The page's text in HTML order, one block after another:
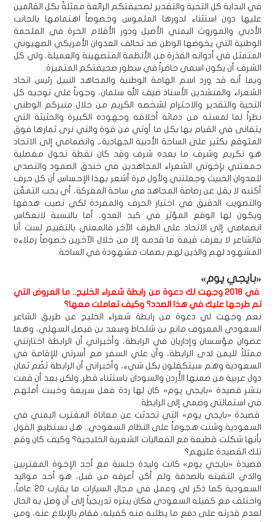
في البداية كل التحية والتقدير لصحيفتكم الرائعة ممثلةً بكل القائمين
عليها دون استثناء لدورها الملموس وخصوصاً اهتمامها بالجانب
الأدبي والموروث اليمني الأصيل ودور الأقلام الحرة في الملحمة
الوطنية التي يخوضها الوطن ضد تحالف العدوان الأمريكي الصهيوني
المتمثل في أدواته القذرة من الأنظمة المتصهينة والعميلة، ولي كل
الشرف أن يكون اسمي حاضراً في سطور صحيفتكم المتميزة.
وبما أنه قد ورد اسم الهامة الوطنية والمجاهد النبيل رئيس اتحاد
الشعراء والمنشدين الأستاذ ضيف الله سلمان، وجوباً علي توجيه كل
التحية والتقدير والاحترام لشخصه الكريم من خلال منبركم الوطني
نظراً لما لمسته من دماثة أخلاقه وجهوده الكبيرة والحثيثة التي
يتفانى في القيام بها بكل ما أوتي من قوة والتي نرى ثمارها فوق
المتوقع بكثير على الساحة الأدبية الجهادية،ـ وانضمامي إلى الاتحاد
هو تكريم وشرف ما بعده شرف وقد كان نقطة تحول مفصلية
جمعتني بإخوتي الشعراء المجاهدين في خندق الصمود والتصدي
للعدوان الخبيث وجعلتني ولأول مرة أشعر بهذا الإحساس أن كل حرف
أكتبه لا يقل عن رصاصة المجاهد في ساحة المعركة، أي يجب التمعُّن
والتصويب الدقيق في اختيار الحرف والمفردة لكي تصيب هدفها
ويكون لها الوقع المؤثر في كبد العدو، أما بالنسبة لانعكاس
انضمامي إلى الاتحاد على الطرف الآخر فالمعني بالتقييم لست أنا
فالشاعر لا يعرف قيمة ما قدمه إلا من خلال الآخرين خصوصاً زملاءه
المشهود لهم والذين لهم بصمات مشهودة في الساحة.
«بايجي يوم»
في 2018 وجهت لك دعوة من رابطة شعراء الخليج.. ما العروض التي
تم طرحها عليك في هذا الصدد؟ وكيف تعاملت معها؟
نعم وجهت لي دعوة من رابطة شعراء الخليج عن طريق الشاعر
السعودي المعروف مانع بن شلحاط وسعد بن فيصل السهلي، وهما
عضوان مؤسسان وإداريان في الرابطة، وأخبراني أن الرابطة اختارتني
ممثلاً لليمن لدى الرابطة، وأن علي السفر مع أسرتي للإقامة في
السعودية وهم سيتكفلون بكل شيء، وأخبراني أن الرابطة تضُم ثمان
دول عربية من ضمنها الأُردن والسودان باستثناء قطر. ولكن بعد أن قمت
بنشر قصيدة «بايجي يوم» كان لها ردة فعل سريعة وخيبت أملهم
في استمالتي وضمي إلى الرابطة.
قصيدة «بايجي يوم» التي تحدثت عن معاناة المغترب اليمني في
السعودية وشنت هجوماً على النظام السعودي.. هل نستطيع القول
بأنها شكلت قطيعة مع الفعاليات الشعرية الخليجية؟ وكيف كان وقع
تلك القصيدة عليهم؟
قصيدة «بايجي يوم» كانت وليدة جلسة مع أحد الإخوة المغتربين
والذي التقيته بالصدفة ولم أكن أعرفه من قبل، هو أحد مواليد
السعودية كما ذكر لي وعمل في مجال السيارات ما يقارب 20 عاماً،
واختلف مع كفيله السعودي فكان يبتزه تدريجياً إلى أن وصل به الحال
لعدم قدرته على دفع ما يطلبه منه كفيله، فقام بالإبلاغ عنه، ومن